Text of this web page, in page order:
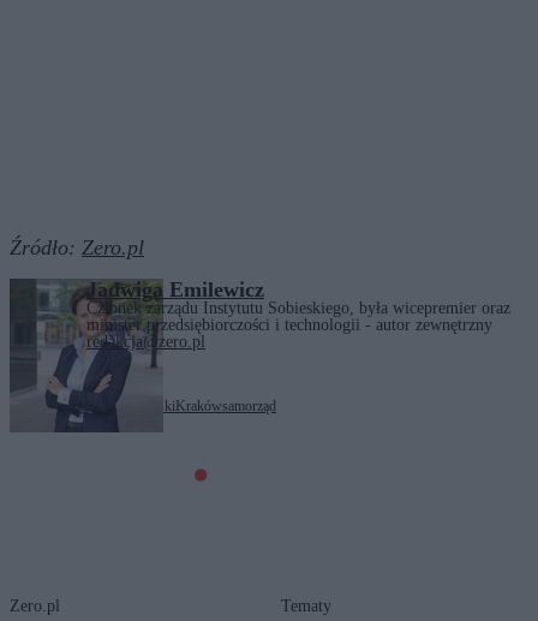
Źródło: Zero.pl
Jadwiga Emilewicz
Członek zarządu Instytutu Sobieskiego, była wicepremier oraz
minister przedsiębiorczości i technologii - autor zewnętrzny
redakcja@zero.pl
Tagi:Aleksander Miszalski Krakówsamorząd
Zero.pl Tematy